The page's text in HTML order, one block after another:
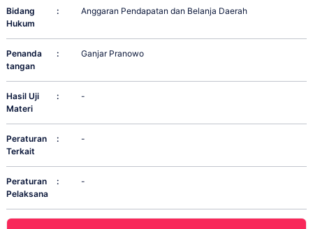
Bidang
Hukum
: Anggaran Pendapatan dan Belanja Daerah
Penanda
tangan
: Ganjar Pranowo
Hasil Uji
Materi
: -
Peraturan
Terkait
: -
Peraturan
Pelaksana
: -